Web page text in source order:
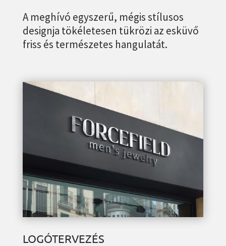
A meghívó egyszerű, mégis stílusos
designja tökéletesen tükrözi az esküvő
friss és természetes hangulatát.
LOGÓTERVEZÉS